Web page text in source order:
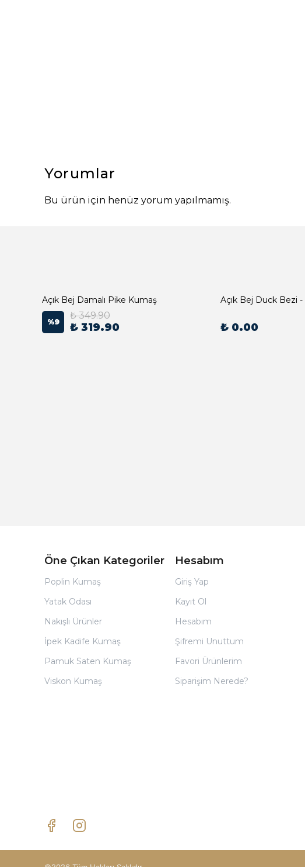
Yorumlar
Bu ürün için henüz yorum yapılmamış.
Açık Bej Damalı Pike Kumaş
%9
₺ 349.90
₺ 319.90 ₺ 0.00
Öne Çıkan Kategoriler
Poplin Kumaş
Yatak Odası
Nakışlı Ürünler
İpek Kadife Kumaş
Pamuk Saten Kumaş
Viskon Kumaş
Hesabım
Giriş Yap
Kayıt Ol
Hesabım
Şifremi Unuttum
Favori Ürünlerim
Siparişim Nerede?